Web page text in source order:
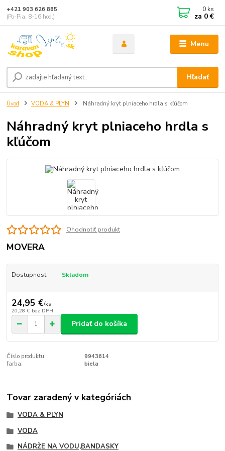
Menu
Hľadať
+421 903 626 885
(Po-Pia, 8-16 hod.)
0 ks
za 0 €
Úvod VODA & PLYN Náhradný kryt plniaceho hrdla s kľúčom
Náhradný kryt plniaceho hrdla s
kľúčom
Ohodnotiť produkt
MOVERA
Dostupnosť Skladom
24,95 €/ks
20,28 € bez DPH
Pridať do košíka
Číslo produktu:
9943614
farba:
biela
Tovar zaradený v kategóriách
VODA & PLYN
VODA
NÁDRŽE NA VODU,BANDASKY